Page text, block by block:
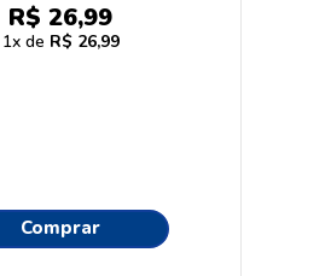
R$ 26,99
1 R$ 26,99
Comprar